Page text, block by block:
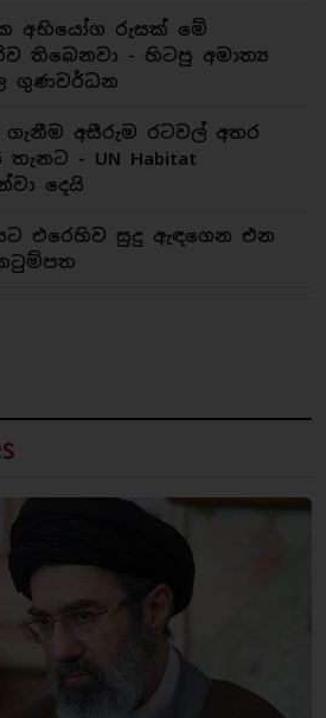
අභියෝග රුසක් මේ
තිබෙනවා - හිටපු අමාත්‍ය
ගුණවර්ධන
අසීරුම රටවල් අතර
තැනට - UN Habitat
දෙයි
එරෙහිව සුදු ඇඳගෙන එන